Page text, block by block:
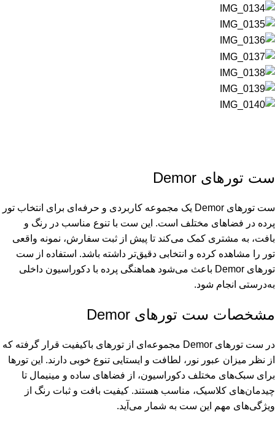
ست تورهای Demor
ست تورهای Demor یک مجموعه کاربردی و حرفه‌ای برای انتخاب تور
پرده در فضاهای مختلف است. این ست با تنوع مناسب در رنگ و
بافت، به مشتری کمک می‌کند تا پیش از ثبت سفارش، نمونه واقعی
تور را مشاهده کرده و انتخابی دقیق‌تر داشته باشد. استفاده از ست
تورهای Demor باعث می‌شود هماهنگی پرده با دکوراسیون داخلی
به‌درستی انجام شود.
مشخصات ست تورهای Demor
در ست تورهای Demor مجموعه‌ای از تورهای باکیفیت قرار گرفته که
از نظر میزان عبور نور، لطافت و ایستایی تنوع خوبی دارند. این تورها
برای سبک‌های مختلف دکوراسیون، از فضاهای ساده و مینیمال تا
چیدمان‌های کلاسیک، مناسب هستند. کیفیت بافت و ثبات رنگ از
ویژگی‌های مهم این ست به شمار می‌آید.